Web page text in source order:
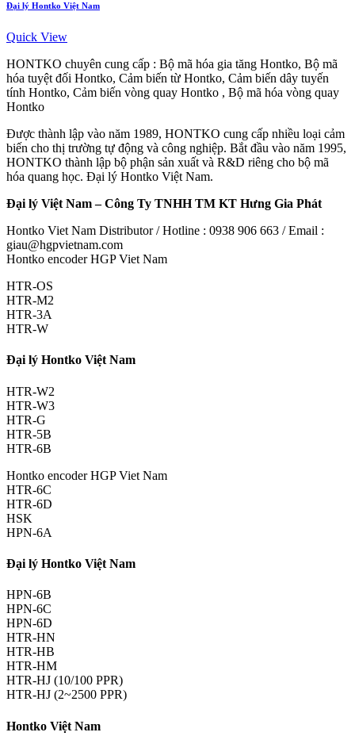
Đại lý Hontko Việt Nam
Quick View
HONTKO chuyên cung cấp : Bộ mã hóa gia tăng Hontko, Bộ mã
hóa tuyệt đối Hontko, Cảm biến từ Hontko, Cảm biến dây tuyến
tính Hontko, Cảm biến vòng quay Hontko , Bộ mã hóa vòng quay
Hontko
Được thành lập vào năm 1989, HONTKO cung cấp nhiều loại cảm
biến cho thị trường tự động và công nghiệp. Bắt đầu vào năm 1995,
HONTKO thành lập bộ phận sản xuất và R&D riêng cho bộ mã
hóa quang học. Đại lý Hontko Việt Nam.
Đại lý Việt Nam – Công Ty TNHH TM KT Hưng Gia Phát
Hontko Viet Nam Distributor / Hotline : 0938 906 663 / Email :
giau@hgpvietnam.com
Hontko encoder HGP Viet Nam
HTR-OS
HTR-M2
HTR-3A
HTR-W
Đại lý Hontko Việt Nam
HTR-W2
HTR-W3
HTR-G
HTR-5B
HTR-6B
Hontko encoder HGP Viet Nam
HTR-6C
HTR-6D
HSK
HPN-6A
Đại lý Hontko Việt Nam
HPN-6B
HPN-6C
HPN-6D
HTR-HN
HTR-HB
HTR-HM
HTR-HJ (10/100 PPR)
HTR-HJ (2~2500 PPR)
Hontko Việt Nam